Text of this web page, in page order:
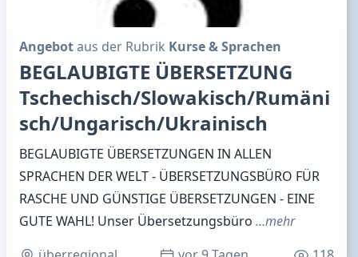
Angebotaus der Rubrik Kurse & Sprachen
BEGLAUBIGTE ÜBERSETZUNG
Tschechisch/Slowakisch/Rumäni
sch/Ungarisch/Ukrainisch
BEGLAUBIGTE ÜBERSETZUNGEN IN ALLEN
SPRACHEN DER WELT - ÜBERSETZUNGSBÜRO FÜR
RASCHE UND GÜNSTIGE ÜBERSETZUNGEN - EINE
GUTE WAHL! Unser Übersetzungsbüro …mehr